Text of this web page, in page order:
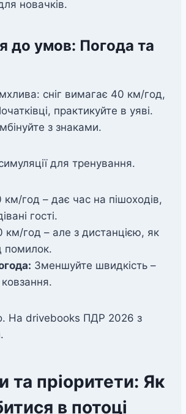
новачків.
до умов: Погода та
сніг вимагає 40 км/год,
практикуйте в уяві.
з знаками.
для тренування.
км/год – дає час на пішоходів,
гості.
км/год – але з дистанцією, як
помилок.
Зменшуйте швидкість –
ковзання.
На drivebooks ПДР 2026 з
та пріоритети: Як
в потоці